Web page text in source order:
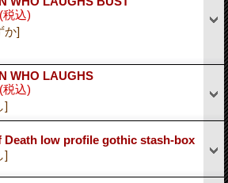
(税込)
か]
WHO LAUGHS
(税込)
]
Death low profile gothic stash-box
]